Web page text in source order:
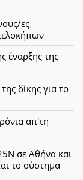
ες
έναρξης της
δίκης για το
απ'τη
σε Αθήνα και
το σύστημα